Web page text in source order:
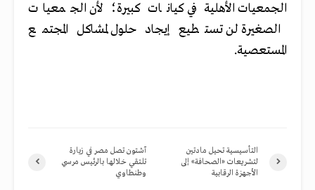
الجمعيات الأهلية في كيانات كبيرة؛ لأن الجمعيات
الصغيرة لن تستطيع إيجاد حلول لمشاكل المجتمع
المستعصية.
آشتون تصل مصر في زيارة
تلتقي خلالها بالرئيس مرسي
وطنطاوي
التأسيسية تحيل مادتين
لتشريعات «الصحافة» إلى
الأجهزة الرقابية